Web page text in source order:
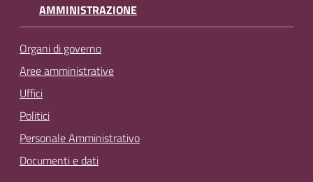
AMMINISTRAZIONE
Organi di governo
Aree amministrative
Uffici
Politici
Personale Amministrativo
Documenti e dati